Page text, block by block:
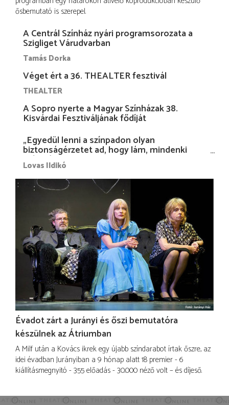
ősbemutató is szerepel.
A Centrál Színház nyári programsorozata a
Szigliget Várudvarban
Tamás Dorka
Véget ért a 36. THEALTER fesztivál
THEALTER
A Sopro nyerte a Magyar Színházak 38.
Kisvárdai Fesztiváljának fődíját
„Egyedül lenni a színpadon olyan
biztonságérzetet ad, hogy lám, mindenki
más nélkül is megvagyok magammal…”
Lovas Ildikó
Évadot zárt a Jurányi és őszi bemutatóra
készülnek az Átriumban
A Milf után a Kovács ikrek egy újabb színdarabot írtak őszre, az
idei évadban Jurányiban a 9 hónap alatt 18 premier - 6
kiállításmegnyitó - 355 előadás - 30.000 néző volt – és díjeső.